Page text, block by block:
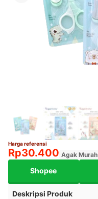
Harga referensi
Rp30.400 Agak Murah
Shopee
Deskripsi Produk